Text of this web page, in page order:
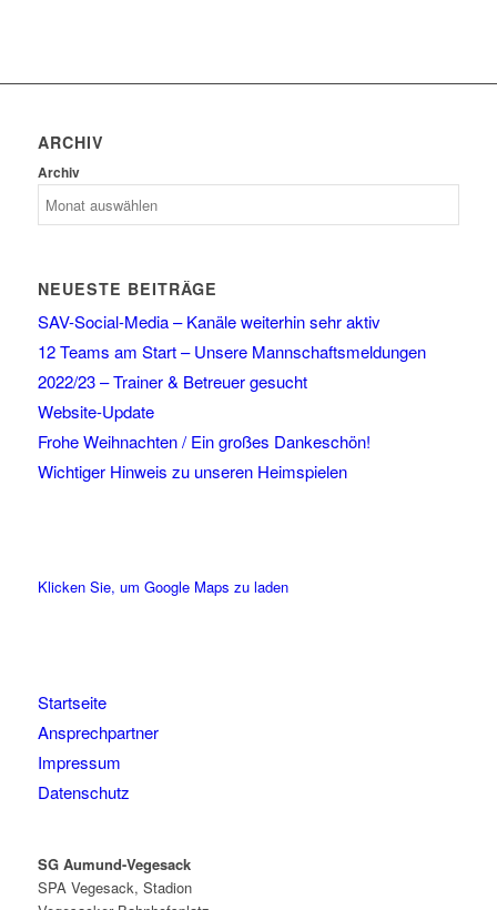
ARCHIV
Archiv
NEUESTE BEITRÄGE
SAV-Social-Media – Kanäle weiterhin sehr aktiv
12 Teams am Start – Unsere Mannschaftsmeldungen
2022/23 – Trainer & Betreuer gesucht
Website-Update
Frohe Weihnachten / Ein großes Dankeschön!
Wichtiger Hinweis zu unseren Heimspielen
Klicken Sie, um Google Maps zu laden
Startseite
Ansprechpartner
Impressum
Datenschutz
SG Aumund-Vegesack
SPA Vegesack, Stadion